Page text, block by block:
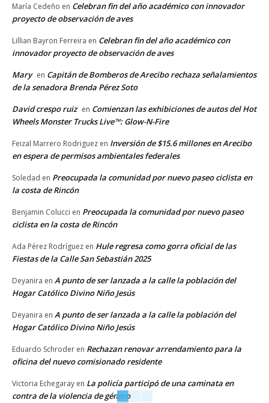
María Cedeño en Celebran fin del año académico con innovador
proyecto de observación de aves
Lillian Bayron Ferreira en Celebran fin del año académico con
innovador proyecto de observación de aves
Mary en Capitán de Bomberos de Arecibo rechaza señalamientos
de la senadora Brenda Pérez Soto
David crespo ruiz en Comienzan las exhibiciones de autos del Hot
Wheels Monster Trucks Live™: Glow-N-Fire
Feizal Marrero Rodriguez en Inversión de $15.6 millones en Arecibo
en espera de permisos ambientales federales
Soledad en Preocupada la comunidad por nuevo paseo ciclista en
la costa de Rincón
Benjamin Colucci en Preocupada la comunidad por nuevo paseo
ciclista en la costa de Rincón
Ada Pérez Rodríguez en Hule regresa como gorra oficial de las
Fiestas de la Calle San Sebastián 2025
Deyanira en A punto de ser lanzada a la calle la población del
Hogar Católico Divino Niño Jesús
Deyanira en A punto de ser lanzada a la calle la población del
Hogar Católico Divino Niño Jesús
Eduardo Schroder en Rechazan renovar arrendamiento para la
oficina del nuevo comisionado residente
Victoria Echegaray en La policía participó de una caminata en
contra de la violencia de género